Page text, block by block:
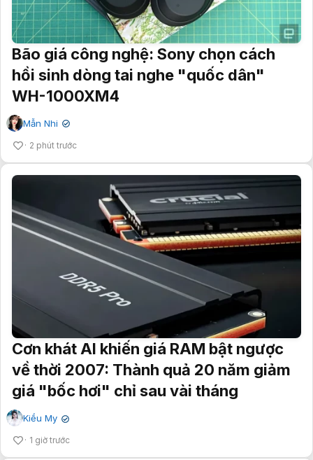
Bão giá công nghệ: Sony chọn cách
hồi sinh dòng tai nghe "quốc dân"
WH-1000XM4
Mẫn Nhi ✔
2 phút trước
Cơn khát AI khiến giá RAM bật ngược
về thời 2007: Thành quả 20 năm giảm
giá "bốc hơi" chỉ sau vài tháng
Kiều My ✔
1 giờ trước